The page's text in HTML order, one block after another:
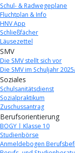
Schul- & Radwegeplane
Fluchtplan & Info
HNV App
Schließfächer
Läusezettel
SMV
Die SMV stellt sich vor
Die SMV im Schuljahr
Soziales
Schulsanitätsdienst
Sozialpraktikum
Zuschussantrag
Berufsorientierung
BOGY | Klasse 10
Studienbörse
Anmeldebogen